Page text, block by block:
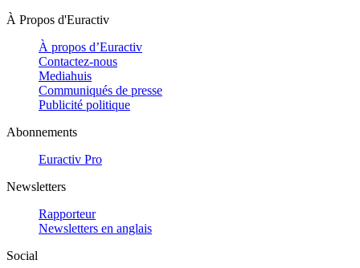
À Propos d'Euractiv
À propos d’Euractiv
Contactez-nous
Mediahuis
Communiqués de presse
Publicité politique
Abonnements
Euractiv Pro
Newsletters
Rapporteur
Newsletters en anglais
Social